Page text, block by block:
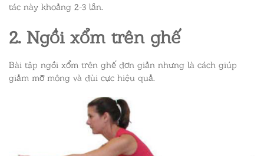
tác này khoảng 2-3 lần.
2. Ngồi xổm trên ghế
Bài tập ngồi xổm trên ghế đơn giản nhưng là cách giúp
giảm mỡ mông và đùi cực hiệu quả.